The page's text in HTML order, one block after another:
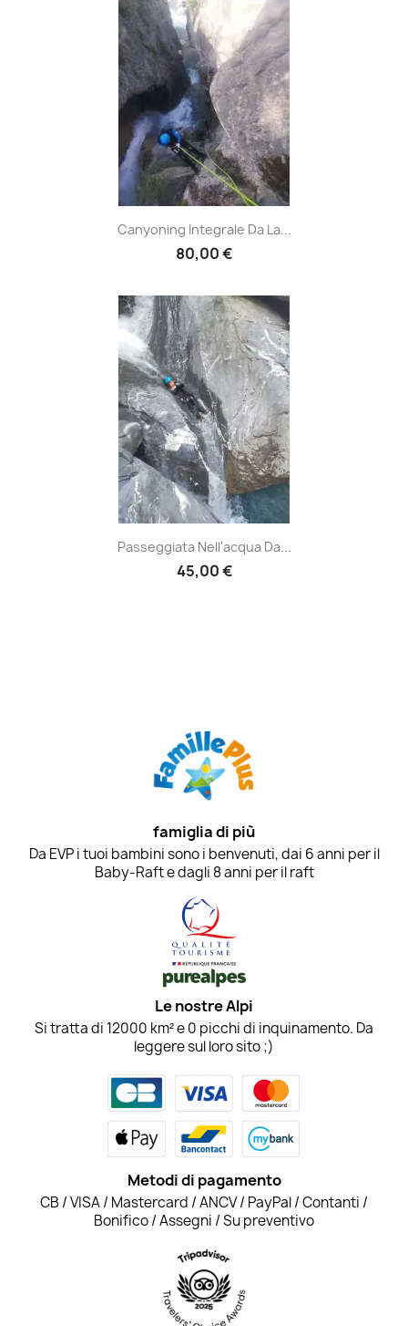
Canyoning Integrale Da La...
80,00 €
Passeggiata Nell'acqua Da...
45,00 €
famiglia di più
Da EVP i tuoi bambini sono i benvenuti, dai 6 anni per il
Baby-Raft e dagli 8 anni per il raft
Le nostre Alpi
Si tratta di 12000 km² e 0 picchi di inquinamento. Da
leggere sul loro sito ;)
Metodi di pagamento
CB / VISA / Mastercard / ANCV / PayPal / Contanti /
Bonifico / Assegni / Su preventivo